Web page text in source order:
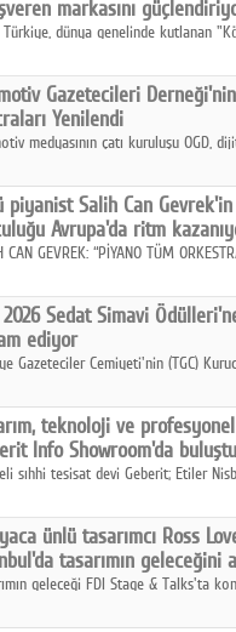
markasını
dünya genelinde kutlanan
bağlılığı, iyi olma hali ve işveren
dikkat çekti.
Gazetecileri
Yenilendi
medyasının çatı kuruluşu OGD,
internet sitesini ve sosyal medya
piyanist Salih Can
Avrupa'da ritm
CAN GEVREK: “PİYANO TÜM
2026 Sedat Simavi
ediyor
Gazeteciler Cemiyeti'nin (TGC)
teknoloji ve
Info Showroom'da buluştu
sıhhi tesisat devi Geberit; Etiler
özel bir davete ev sahipliği
ünlü tasarımcı Ross
tasarımın geleceğini
geleceği FDI Stage & Talks'ta